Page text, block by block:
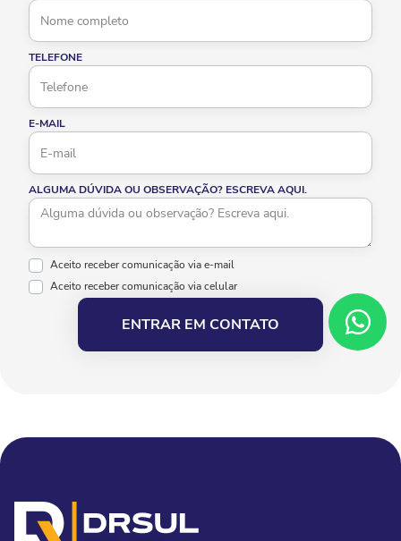
TELEFONE
E-MAIL
ALGUMA DÚVIDA OU OBSERVAÇÃO? ESCREVA AQUI.
Aceito receber comunicação via e-mail
Aceito receber comunicação via celular
ENTRAR EM CONTATO